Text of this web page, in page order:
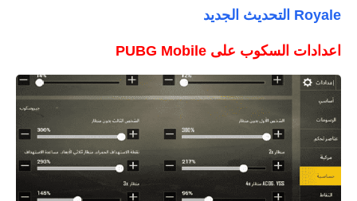
Royale التحديث الجديد
اعدادات السكوب على PUBG Mobile